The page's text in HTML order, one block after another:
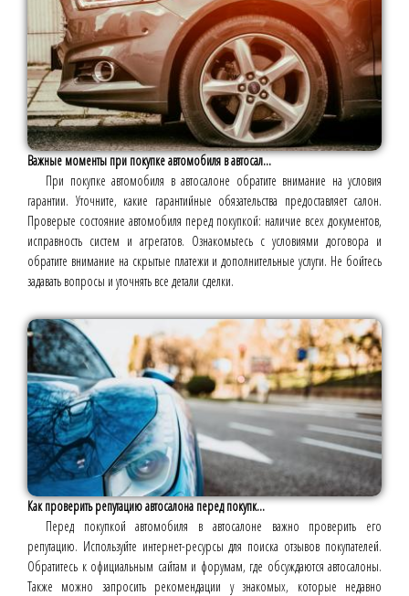
Важные моменты при покупке автомобиля в автосал...
При покупке автомобиля в автосалоне обратите внимание на условия
гарантии. Уточните, какие гарантийные обязательства предоставляет салон.
Проверьте состояние автомобиля перед покупкой: наличие всех документов,
исправность систем и агрегатов. Ознакомьтесь с условиями договора и
обратите внимание на скрытые платежи и дополнительные услуги. Не бойтесь
задавать вопросы и уточнять все детали сделки.
Как проверить репутацию автосалона перед покупк...
Перед покупкой автомобиля в автосалоне важно проверить его
репутацию. Используйте интернет-ресурсы для поиска отзывов покупателей.
Обратитесь к официальным сайтам и форумам, где обсуждаются автосалоны.
Также можно запросить рекомендации у знакомых, которые недавно